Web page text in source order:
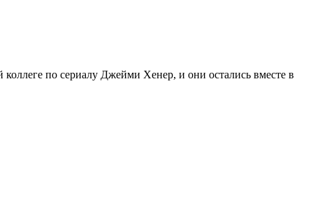
по сериалу Джейми Хенер, и они остались вместе в